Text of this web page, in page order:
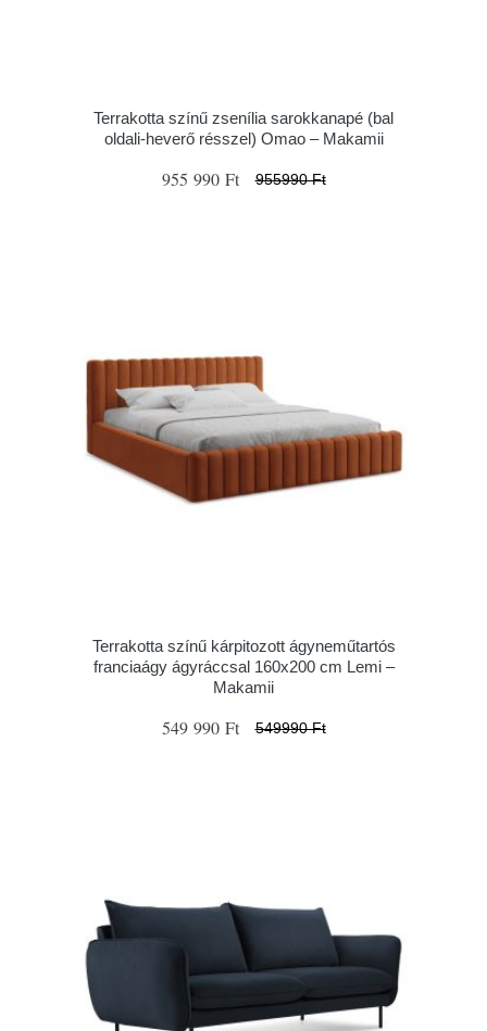
Terrakotta színű zsenília sarokkanapé (bal
oldali-heverő résszel) Omao – Makamii
955 990 Ft 955990 Ft
Terrakotta színű kárpitozott ágyneműtartós
franciaágy ágyráccsal 160x200 cm Lemi –
Makamii
549 990 Ft 549990 Ft